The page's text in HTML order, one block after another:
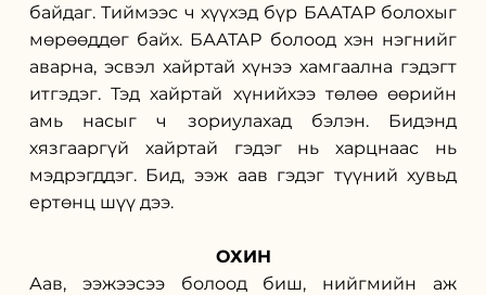
байдаг. Тиймээс ч хүүхэд бүр БААТАР болохыг
мөрөөддөг байх. БААТАР болоод хэн нэгнийг
аварна, эсвэл хайртай хүнээ хамгаална гэдэгт
итгэдэг. Тэд хайртай хүнийхээ төлөө өөрийн
амь насыг ч зориулахад бэлэн. Бидэнд
хязгааргүй хайртай гэдэг нь харцнаас нь
мэдрэгддэг. Бид, ээж аав гэдэг түүний хувьд
ертөнц шүү дээ.
ОХИН
Аав, ээжээсээ болоод биш, нийгмийн аж